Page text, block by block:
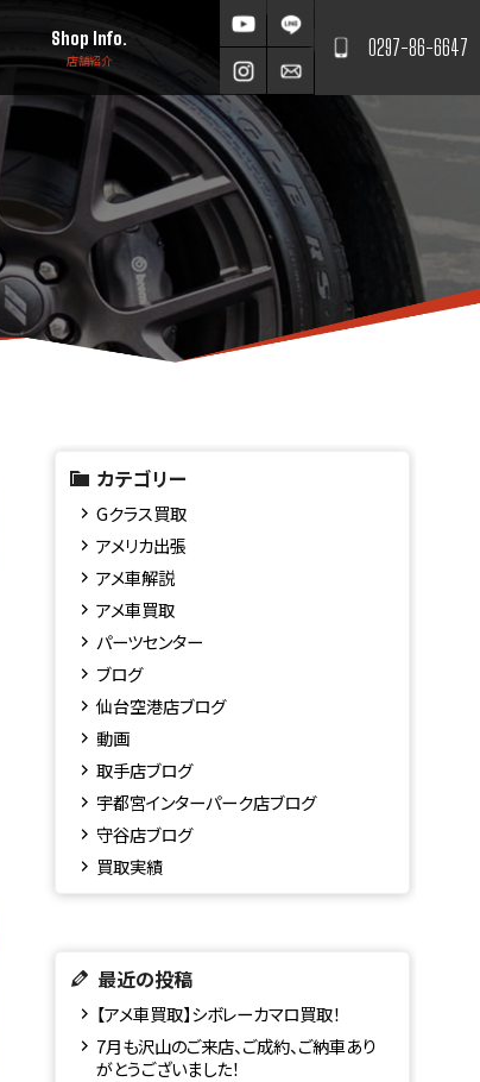
0297-86-6647
Shop Info.
店舗紹介
カテゴリー
Gクラス買取
アメリカ出張
アメ車解説
アメ車買取
パーツセンター
ブログ
仙台空港店ブログ
動画
取手店ブログ
宇都宮インターパーク店ブログ
守谷店ブログ
買取実績
最近の投稿
【アメ車買取】シボレーカマロ買取！
7月も沢山のご来店、ご成約、ご納車あり
がとうございました！